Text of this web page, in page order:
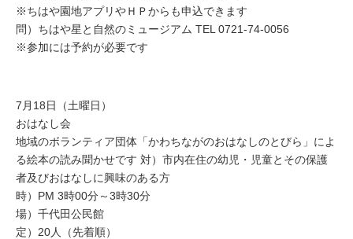
※ちはや園地アプリやＨＰからも申込できます
問）ちはや星と自然のミュージアム TEL 0721-74-0056
※参加には予約が必要です
7月18日（土曜日）
おはなし会
地域のボランティア団体「かわちながのおはなしのとびら」によ
る絵本の読み聞かせです 対）市内在住の幼児・児童とその保護
者及びおはなしに興味のある方
時）PM 3時00分～3時30分
場）千代田公民館
定）20人（先着順）